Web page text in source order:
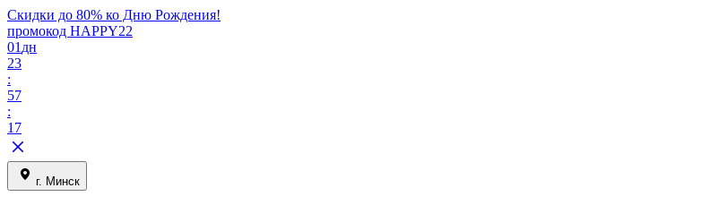
Скидки до 80% ко Дню Рождения!
промокод HAPPY22
01 дн
23
:
57
:
17
г. Минск